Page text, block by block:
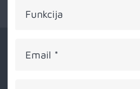
Funkcija
Email *